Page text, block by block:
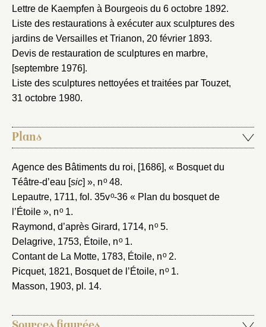
Lettre de Kaempfen à Bourgeois du 6 octobre 1892.
Liste des restaurations à exécuter aux sculptures des
jardins de Versailles et Trianon, 20 février 1893.
Devis de restauration de sculptures en marbre,
[septembre 1976].
Liste des sculptures nettoyées et traitées par Touzet,
31 octobre 1980.
Plans
Agence des Bâtiments du roi, [1686], « Bosquet du
Téâtre-d’eau [sic] », no48.
Lepautre, 1711, fol. 35vo-36 « Plan du bosquet de
l’Étoile », no1.
Raymond, d’après Girard, 1714, no5.
Delagrive, 1753, Étoile, no1.
Contant de La Motte, 1783, Étoile, no2.
Picquet, 1821, Bosquet de l’Étoile, no1.
Masson, 1903, pl. 14.